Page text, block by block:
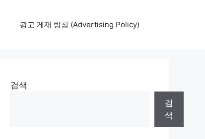
광고 게재 방침 (Advertising Policy)
검색
검
색